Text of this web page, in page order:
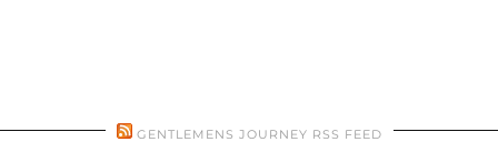
GENTLEMENS JOURNEY RSS FEED